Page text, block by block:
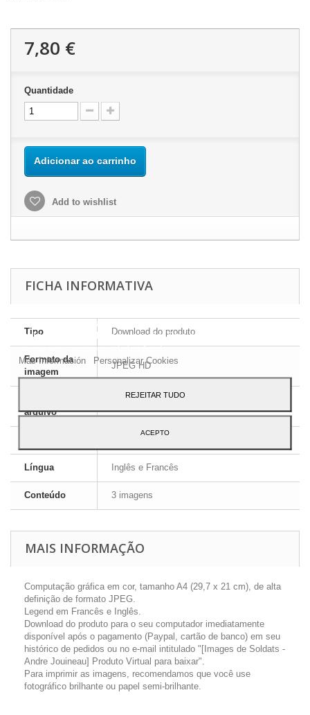
7,80 €
Quantidade
Adicionar ao carrinho
Add to wishlist
FICHA INFORMATIVA
Tipo Download do produto
Formato da
imagem
JPEG HD
arquivo
Língua Inglês e Francês
Conteúdo 3 imagens
MAIS INFORMAÇÃO
Computação gráfica em cor, tamanho A4 (29,7 x 21 cm), de alta
definição de formato JPEG.
Legend em Francês e Inglês.
Download do produto para o seu computador imediatamente
disponível após o pagamento (Paypal, cartão de banco) em seu
histórico de pedidos ou no e-mail intitulado "[Images de Soldats -
Andre Jouineau] Produto Virtual para baixar".
Para imprimir as imagens, recomendamos que você use
fotográfico brilhante ou papel semi-brilhante.
serviços e mostrar a publicidade relacionada às suas preferências,
analisando seus hábitos navegação. Para dar seu consentimento
ao seu uso, pressione o botão Aceito.
Más Información
Personalizar Cookies
REJEITAR TUDO
ACEPTO